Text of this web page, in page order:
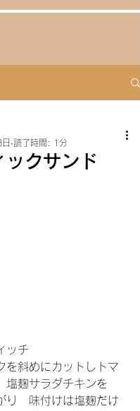
ックサンド
読了時間: 1分
ッチ
を斜めにカットしトマ
塩麹サラダチキンを
り　味付けは塩麹だけ